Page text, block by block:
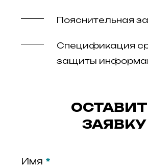
Пояснительная
Спецификация
защиты
ЗАЯВКУ
Имя *